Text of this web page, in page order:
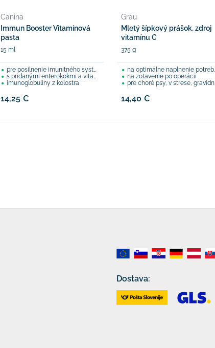
Canina
Immun Booster Vitamínová
pasta
15 ml
pre posilnenie imunitného systému
s pridanými enterokokmi a vitamínmi
imunoglobulíny z kolostra
14,25 €
Grau
Mletý šípkový prášok, zdroj
vitamínu C
375 g
na optimálne naplnenie potreby vitamínu C
na zotavenie po operácii
pre choré psy, v strese, gravidné feny, ...
14,40 €
Dostava: